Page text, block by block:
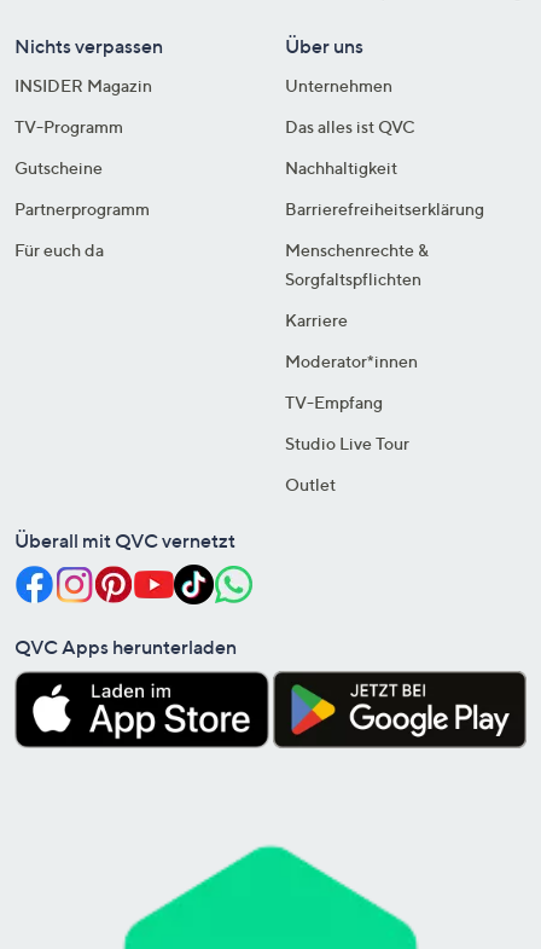
Nichts verpassen
INSIDER Magazin
TV-Programm
Gutscheine
Partnerprogramm
Für euch da
Über uns
Unternehmen
Das alles ist QVC
Nachhaltigkeit
Barrierefreiheitserklärung
Menschenrechte &
Sorgfaltspflichten
Karriere
Moderator*innen
TV-Empfang
Studio Live Tour
Outlet
Überall mit QVC vernetzt
QVC Apps herunterladen